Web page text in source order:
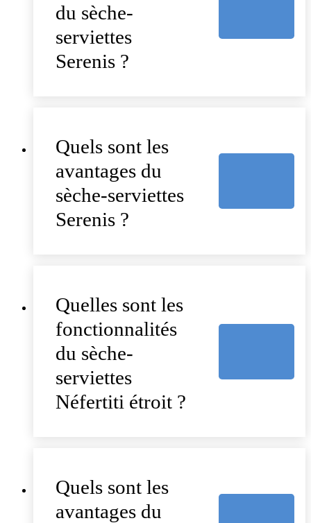
du sèche-
serviettes
Serenis ?
Quels sont les
avantages du
sèche-serviettes
Serenis ?
Quelles sont les
fonctionnalités
du sèche-
serviettes
Néfertiti étroit ?
Quels sont les
avantages du